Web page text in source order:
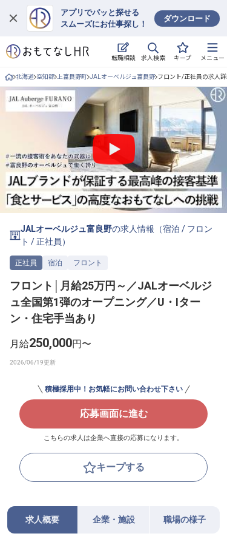
アプリでパッと探せる
スムーズにお仕事探し！
ダウンロード
転職相談 求人検索 キープ メニュー
ログイン
求人・施設を探す
キープした求人
就職・転職 合同説明会
おもてなしHRについて
ご利用の流れ
よくある質問
ホテル・宿泊業界情報コラム
無料 転職サポートに申し込む
採用をお考えの企業様へ
北海道 空知郡 上富良野町 JALオーベルジュ富良野 フロント/正社員の求人詳
JALオーベルジュ富良野の求人情報（宿泊 / フロン
ト /正社員 ）
正社員 宿泊 フロント
フロント│月給25万円～／JALオーベルジ
ュ全国第1弾のオープニング／U・Iター
ン・住宅手当あり
月給250,000円〜
積極採用中！お気軽にお問い合わせ下さい
応募画面に進む
こちらの求人は企業へ直接の応募になります。
キープする
求人概要 企業・施設 職場の様子